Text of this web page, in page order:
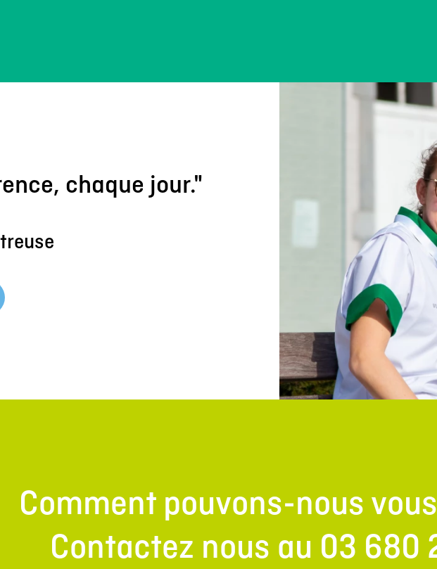
chaque jour."
Comment pouvons-nous
Contactez nous au 03 680